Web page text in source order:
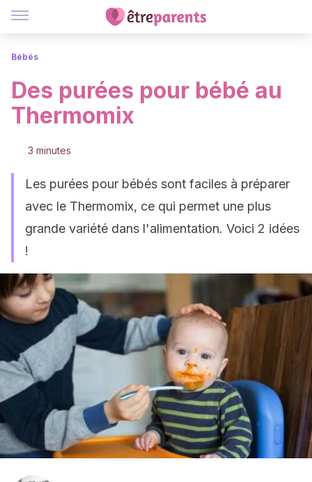
Bébés
Des purées pour bébé au
Thermomix
3 minutes
Les purées pour bébés sont faciles à préparer
avec le Thermomix, ce qui permet une plus
grande variété dans l'alimentation. Voici 2 idées
!